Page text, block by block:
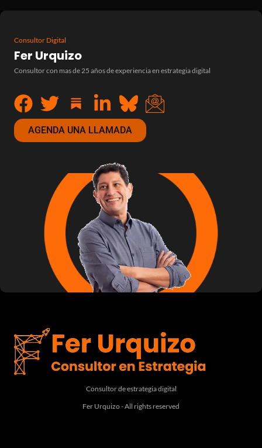
Consultor Digital
Fer Urquizo
Consultor con mas de 25 años de experiencia en estrategia digital
AGENDA UNA LLAMADA
Consultor de estrategia digital
Fer Urquizo - All rights reserved